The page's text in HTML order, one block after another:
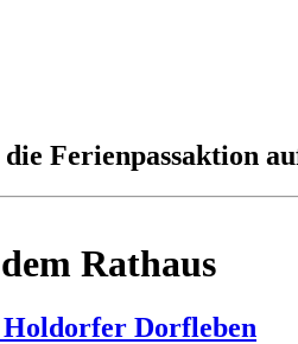
Ferienpassaktion
Rathaus
Holdorfer Dorfleben